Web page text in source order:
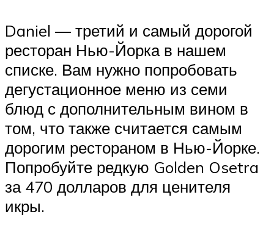
Daniel — третий и самый дорогой
ресторан Нью-Йорка в нашем
списке. Вам нужно попробовать
дегустационное меню из семи
блюд с дополнительным вином в
том, что также считается самым
дорогим рестораном в Нью-Йорке.
Попробуйте редкую Golden Osetra
за 470 долларов для ценителя
икры.